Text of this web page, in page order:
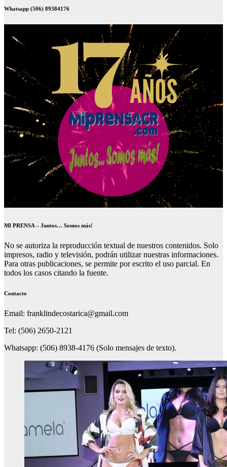
Whatsapp (506) 89384176
MI PRENSA – Juntos… Somos más!
No se autoriza la reproducción textual de nuestros contenidos. Solo
impresos, radio y televisión, podrán utilizar nuestras informaciones.
Para otras publicaciones, se permite por escrito el uso parcial. En
todos los casos citando la fuente.
Contacto
Email: franklindecostarica@gmail.com
Tel: (506) 2650-2121
Whatsapp: (506) 8938-4176 (Solo mensajes de texto).